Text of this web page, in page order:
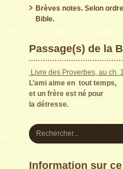
Brèves notes. Selon
Bible.
Passage(s) de la
Livre des Proverbes, au ch.
L’ami aime en tout temps,
et un frère est né pour
la détresse.
Information sur